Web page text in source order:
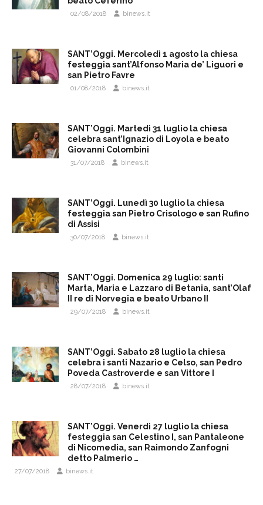
02/08/2018 binews.it
SANT’Oggi. Mercoledì 1 agosto la chiesa
festeggia sant’Alfonso Maria de’ Liguori e
san Pietro Favre
01/08/2018 binews.it
SANT’Oggi. Martedì 31 luglio la chiesa
celebra sant’Ignazio di Loyola e beato
Giovanni Colombini
31/07/2018 binews.it
SANT’Oggi. Lunedì 30 luglio la chiesa
festeggia san Pietro Crisologo e san Rufino
di Assisi
30/07/2018 binews.it
SANT’Oggi. Domenica 29 luglio: santi
Marta, Maria e Lazzaro di Betania, sant’Olaf
II re di Norvegia e beato Urbano II
29/07/2018 binews.it
SANT’Oggi. Sabato 28 luglio la chiesa
celebra i santi Nazario e Celso, san Pedro
Poveda Castroverde e san Vittore I
28/07/2018 binews.it
SANT’Oggi. Venerdì 27 luglio la chiesa
festeggia san Celestino I, san Pantaleone
di Nicomedia, san Raimondo Zanfogni
detto Palmerio …
27/07/2018 binews.it